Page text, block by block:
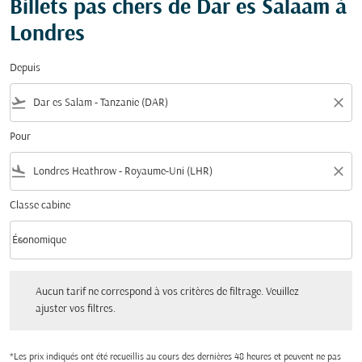
Billets pas chers de Dar es Salaam à
Londres
Depuis
flight_takeoff close
Pour
flight_land close
Classe cabine
Classe cabine option Économique Selected
Économique
keyboard_arrow_down
Aucun tarif ne correspond à vos critères de filtrage. Veuillez
ajuster vos filtres.
*Les prix indiqués ont été recueillis au cours des dernières 48 heures et peuvent ne pas